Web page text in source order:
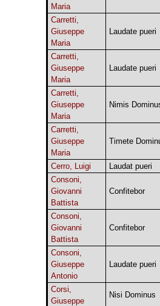
Maria
Carretti,
Giuseppe
Maria
Laudate pueri
Carretti,
Giuseppe
Maria
Laudate pueri
Carretti,
Giuseppe
Maria
Nimis
Carretti,
Giuseppe
Maria
Timete
Cerro, Luigi
Laudat pueri
Consoni,
Giovanni
Battista
Confitebor
Consoni,
Giovanni
Battista
Confitebor
Consoni,
Giuseppe
Antonio
Laudate pueri
Corsi,
Giuseppe
Nisi Dominus